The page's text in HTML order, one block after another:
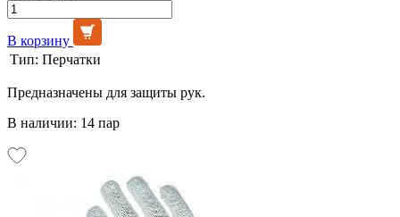
В корзину
Тип: Перчатки
Предназначены для защиты рук.
В наличии: 14 пар